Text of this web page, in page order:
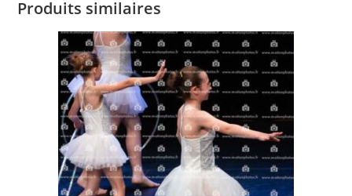
Produits similaires